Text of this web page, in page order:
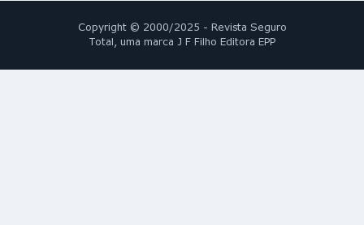
Copyright © 2000/2025 - Revista Seguro
Total, uma marca J F Filho Editora EPP